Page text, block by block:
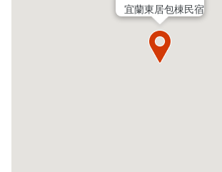
宜蘭東居包棟民宿